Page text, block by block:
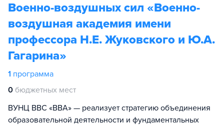
Военно-воздушных сил «Военно-
воздушная академия имени
профессора Н.Е. Жуковского и Ю.А.
Гагарина»
1 программа
0 бюджетных мест
ВУНЦ ВВС «ВВА» — реализует стратегию объединения
образовательной деятельности и фундаментальных